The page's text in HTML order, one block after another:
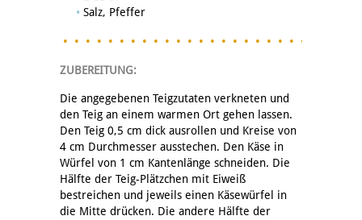
Salz, Pfeffer
ZUBEREITUNG:
Die angegebenen Teigzutaten verkneten und
den Teig an einem warmen Ort gehen lassen.
Den Teig 0,5 cm dick ausrollen und Kreise von
4 cm Durchmesser ausstechen. Den Käse in
Würfel von 1 cm Kantenlänge schneiden. Die
Hälfte der Teig-Plätzchen mit Eiweiß
bestreichen und jeweils einen Käsewürfel in
die Mitte drücken. Die andere Hälfte der